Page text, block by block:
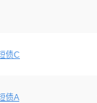
债C
债A